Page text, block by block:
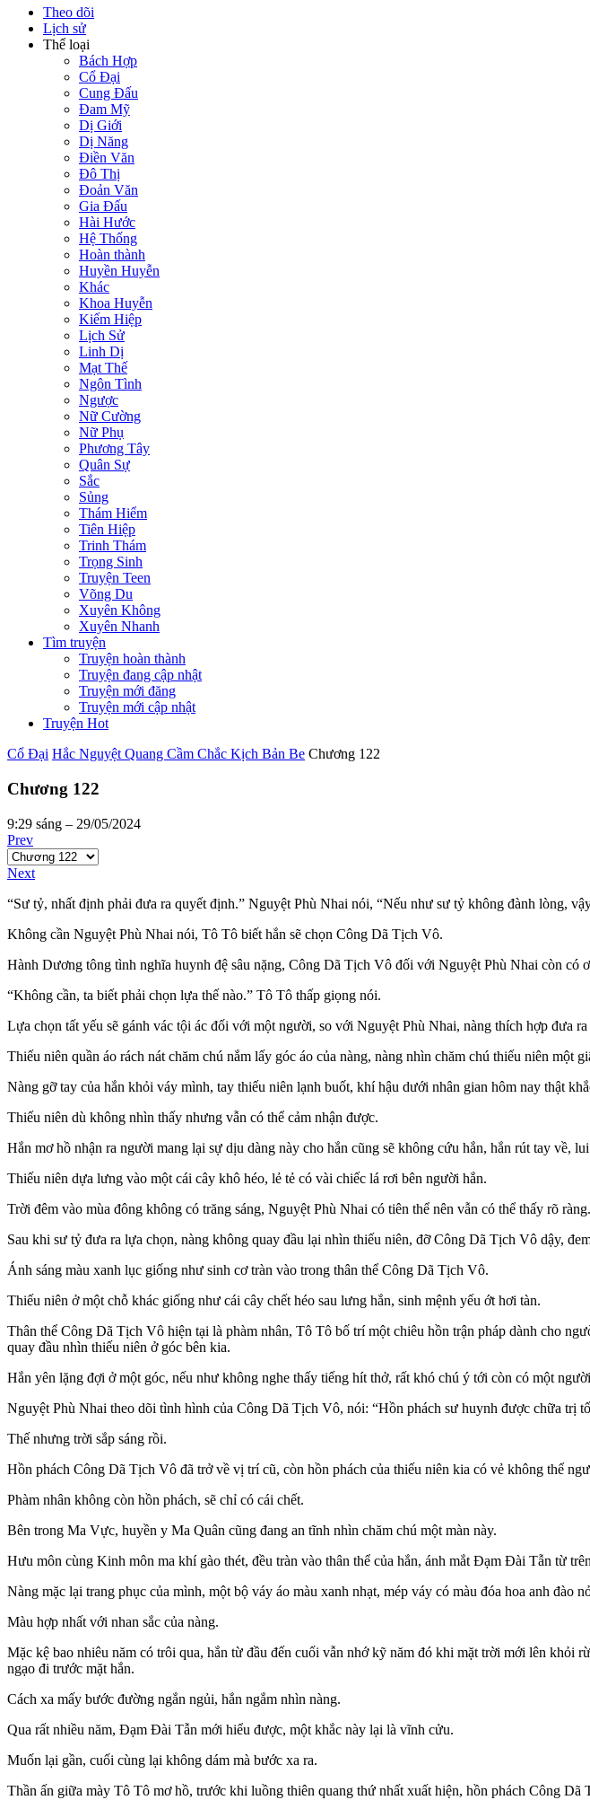
Theo dõi
Lịch sử
Thể loại
Bách Hợp
Cổ Đại
Cung Đấu
Đam Mỹ
Dị Giới
Dị Năng
Điền Văn
Đô Thị
Đoản Văn
Gia Đấu
Hài Hước
Hệ Thống
Hoàn thành
Huyền Huyễn
Khác
Khoa Huyễn
Kiếm Hiệp
Lịch Sử
Linh Dị
Mạt Thế
Ngôn Tình
Ngược
Nữ Cường
Nữ Phụ
Phương Tây
Quân Sự
Sắc
Sủng
Thám Hiểm
Tiên Hiệp
Trinh Thám
Trọng Sinh
Truyện Teen
Võng Du
Xuyên Không
Xuyên Nhanh
Tìm truyện
Truyện hoàn thành
Truyện đang cập nhật
Truyện mới đăng
Truyện mới cập nhật
Truyện Hot
Cổ Đại Hắc Nguyệt Quang Cầm Chắc Kịch Bản Be Chương 122
Chương 122
9:29 sáng – 29/05/2024
Prev
Next
“Sư tỷ, nhất định phải đưa ra quyết định.” Nguyệt Phù Nhai nói, “Nếu như sư tỷ không đành lòng,
Không cần Nguyệt Phù Nhai nói, Tô Tô biết hắn sẽ chọn Công Dã Tịch Vô.
Hành Dương tông tình nghĩa huynh đệ sâu nặng, Công Dã Tịch Vô đối với Nguyệt Phù Nhai còn
“Không cần, ta biết phải chọn lựa thế nào.” Tô Tô thấp giọng nói.
Lựa chọn tất yếu sẽ gánh vác tội ác đối với một người, so với Nguyệt Phù Nhai, nàng thích hợp đưa
Thiếu niên quần áo rách nát chăm chú nắm lấy góc áo của nàng, nàng nhìn chăm chú thiếu niên một
Nàng gỡ tay của hắn khỏi váy mình, tay thiếu niên lạnh buốt, khí hậu dưới nhân gian hôm nay thật
Thiếu niên dù không nhìn thấy nhưng vẫn có thể cảm nhận được.
Hắn mơ hồ nhận ra người mang lại sự dịu dàng này cho hắn cũng sẽ không cứu hắn, hắn rút tay về,
Thiếu niên dựa lưng vào một cái cây khô héo, lẻ tẻ có vài chiếc lá rơi bên người hắn.
Trời đêm vào mùa đông không có trăng sáng, Nguyệt Phù Nhai có tiên thể nên vẫn có thể thấy rõ ràng.
Sau khi sư tỷ đưa ra lựa chọn, nàng không quay đầu lại nhìn thiếu niên, đỡ Công Dã Tịch Vô dậy,
Ánh sáng màu xanh lục giống như sinh cơ tràn vào trong thân thể Công Dã Tịch Vô.
Thiếu niên ở một chỗ khác giống như cái cây chết héo sau lưng hắn, sinh mệnh yếu ớt hơi tàn.
Thân thể Công Dã Tịch Vô hiện tại là phàm nhân, Tô Tô bố trí một chiêu hồn trận pháp dành cho
quay đầu nhìn thiếu niên ở góc bên kia.
Hắn yên lặng đợi ở một góc, nếu như không nghe thấy tiếng hít thở, rất khó chú ý tới còn có một
Nguyệt Phù Nhai theo dõi tình hình của Công Dã Tịch Vô, nói: “Hồn phách sư huynh được chữa trị
Thế nhưng trời sắp sáng rồi.
Hồn phách Công Dã Tịch Vô đã trở về vị trí cũ, còn hồn phách của thiếu niên kia có vẻ không thể
Phàm nhân không còn hồn phách, sẽ chỉ có cái chết.
Bên trong Ma Vực, huyền y Ma Quân cũng đang an tĩnh nhìn chăm chú một màn này.
Hưu môn cùng Kinh môn ma khí gào thét, đều tràn vào thân thể của hắn, ánh mắt Đạm Đài Tẫn từ
Nàng mặc lại trang phục của mình, một bộ váy áo màu xanh nhạt, mép váy có màu đóa hoa anh đào
Màu hợp nhất với nhan sắc của nàng.
Mặc kệ bao nhiêu năm có trôi qua, hắn từ đầu đến cuối vẫn nhớ kỹ năm đó khi mặt trời mới lên khỏi
ngạo đi trước mặt hắn.
Cách xa mấy bước đường ngắn ngủi, hắn ngắm nhìn nàng.
Qua rất nhiều năm, Đạm Đài Tẫn mới hiểu được, một khắc này lại là vĩnh cửu.
Muốn lại gần, cuối cùng lại không dám mà bước xa ra.
Thần ấn giữa mày Tô Tô mơ hồ, trước khi luồng thiên quang thứ nhất xuất hiện, hồn phách Công Dã